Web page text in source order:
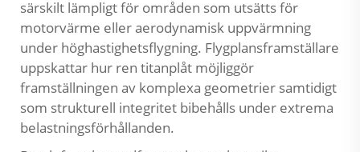
särskilt lämpligt för områden som utsätts för
motorvärme eller aerodynamisk uppvärmning
under höghastighetsflygning. Flygplansframställare
uppskattar hur ren titanplåt möjliggör
framställningen av komplexa geometrier samtidigt
som strukturell integritet bibehålls under extrema
belastningsförhållanden.